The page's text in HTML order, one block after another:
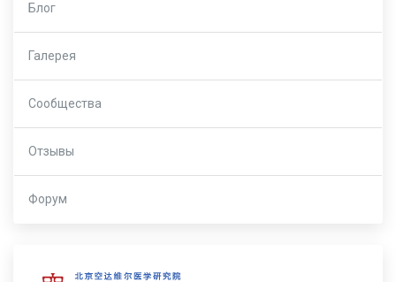
Блог
Галерея
Сообщества
Отзывы
Форум